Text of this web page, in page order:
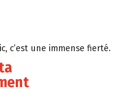
c’est une immense fierté.